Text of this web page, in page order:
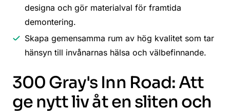
designa och gör materialval för framtida
demontering.
Skapa gemensamma rum av hög kvalitet som tar
hänsyn till invånarnas hälsa och välbefinnande.
300 Gray's Inn Road: Att
ge nytt liv åt en sliten och